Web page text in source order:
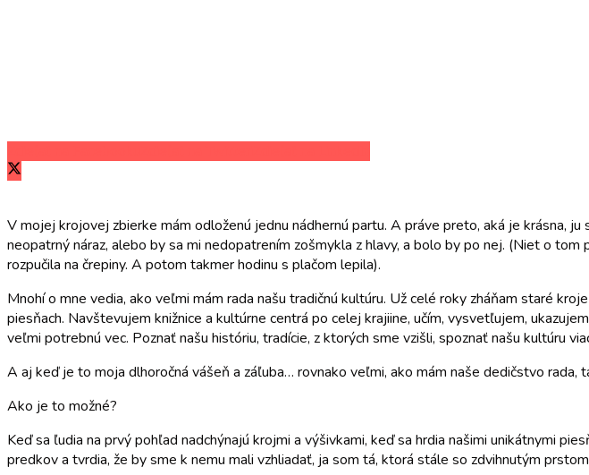
V mojej krojovej zbierke mám odloženú jednu nádhernú partu. A práve preto, aká je krásna,
neopatrný náraz, alebo by sa mi nedopatrením zošmykla z hlavy, a bolo by po nej. (Niet o
rozpučila na črepiny. A potom takmer hodinu s plačom lepila).
Mnohí o mne vedia, ako veľmi mám rada našu tradičnú kultúru. Už celé roky zháňam staré
piesňach. Navštevujem knižnice a kultúrne centrá po celej krajiine, učím, vysvetľujem,
veľmi potrebnú vec. Poznať našu históriu, tradície, z ktorých sme vzišli, spoznať našu kultúru
A aj keď je to moja dlhoročná vášeň a záľuba… rovnako veľmi, ako mám naše dedičstvo rada,
Ako je to možné?
Keď sa ľudia na prvý pohľad nadchýnajú krojmi a výšivkami, keď sa hrdia našimi unikátnymi
predkov a tvrdia, že by sme k nemu mali vzhliadať, ja som tá, ktorá stále so zdvihnutým